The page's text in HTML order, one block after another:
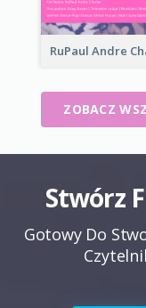
ZOBACZ
Stwórz
Gotowy Do